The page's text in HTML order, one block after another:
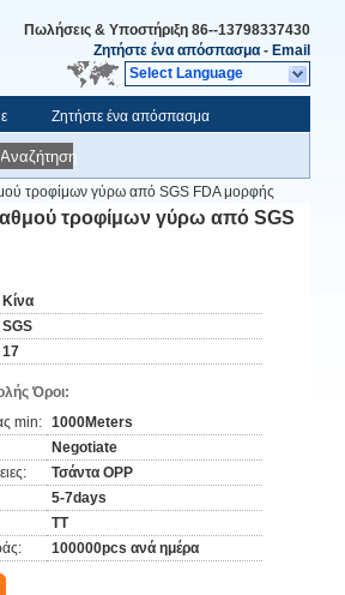
Πωλήσεις & Υποστήριξη 86--13798337430
Ζητήστε ένα απόσπασμα - Email
Select Language
Ζητήστε ένα απόσπασμα
Αναζήτηση
τροφίμων γύρω από SGS FDA μορφής
τροφίμων γύρω από SGS
Κίνα
SGS
17
Όροι:
min: 1000Meters
Negotiate
Τσάντα OPP
5-7days
TT
100000pcs ανά ημέρα